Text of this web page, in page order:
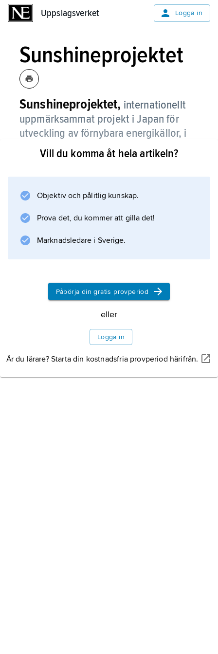
Uppslagsverket Logga in
Sunshineprojektet
Sunshineprojektet, internationellt
uppmärksammat projekt i Japan för
utveckling av förnybara energikällor, i
synnerhet solenergi, geotermisk energi
och väteburen energi.
oljekrisen som de japanska myndigheterna
energianvändningen och elgenerering. Störst
genomslagskraft hade forskningen på
utvecklingen av solvärmesystem och solceller.
Information om artikeln
Vill du komma åt hela artikeln?
Objektiv och pålitlig kunskap.
Prova det, du kommer att gilla det!
Marknadsledare i Sverige.
Påbörja din gratis provperiod
eller
Logga in
Är du lärare? Starta din kostnadsfria provperiod härifrån.